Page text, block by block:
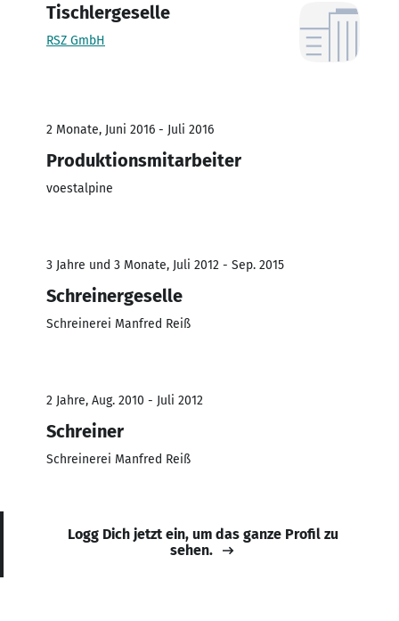
Tischlergeselle
RSZ GmbH
2 Monate, Juni 2016 - Juli 2016
Produktionsmitarbeiter
voestalpine
3 Jahre und 3 Monate, Juli 2012 - Sep. 2015
Schreinergeselle
Schreinerei Manfred Reiß
2 Jahre, Aug. 2010 - Juli 2012
Schreiner
Schreinerei Manfred Reiß
Logg Dich jetzt ein, um das ganze Profil zu
sehen.